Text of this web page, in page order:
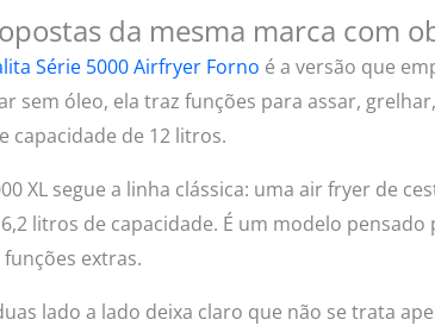
da mesma marca com
Série 5000 Airfryer Forno é a versão que
sem óleo, ela traz funções para assar,
capacidade de 12 litros.
XL segue a linha clássica: uma air fryer de
litros de capacidade. É um modelo
extras.
lado a lado deixa claro que não se trata